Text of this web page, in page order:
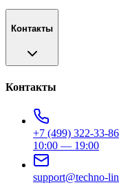
Контакты
Контакты
+7 (499) 322-33-86
10:00 — 19:00
support@techno-